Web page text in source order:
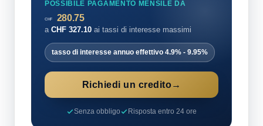
POSSIBILE PAGAMENTO MENSILE DA
CHF 280.75
a CHF 327.10ai tassi di interesse massimi
tasso di interesse annuo effettivo 4.9%- 9.95%
Richiedi un credito→
Senza obbligo Risposta entro 24 ore